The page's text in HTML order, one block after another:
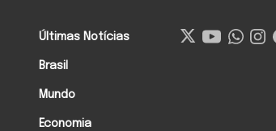
Últimas Notícias
Brasil
Mundo
Economia